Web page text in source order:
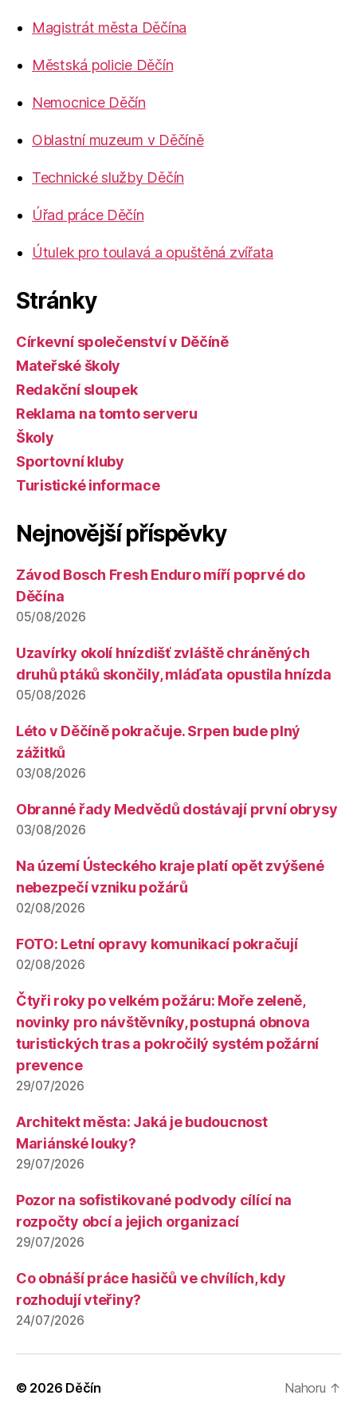
Magistrát města Děčína
Městská policie Děčín
Nemocnice Děčín
Oblastní muzeum v Děčíně
Technické služby Děčín
Úřad práce Děčín
Útulek pro toulavá a opuštěná zvířata
Stránky
Církevní společenství v Děčíně
Mateřské školy
Redakční sloupek
Reklama na tomto serveru
Školy
Sportovní kluby
Turistické informace
Nejnovější příspěvky
Závod Bosch Fresh Enduro míří poprvé do
Děčína
05/08/2026
Uzavírky okolí hnízdišť zvláště chráněných
druhů ptáků skončily, mláďata opustila hnízda
05/08/2026
Léto v Děčíně pokračuje. Srpen bude plný
zážitků
03/08/2026
Obranné řady Medvědů dostávají první obrysy
03/08/2026
Na území Ústeckého kraje platí opět zvýšené
nebezpečí vzniku požárů
02/08/2026
FOTO: Letní opravy komunikací pokračují
02/08/2026
Čtyři roky po velkém požáru: Moře zeleně,
novinky pro návštěvníky, postupná obnova
turistických tras a pokročilý systém požární
prevence
29/07/2026
Architekt města: Jaká je budoucnost
Mariánské louky?
29/07/2026
Pozor na sofistikované podvody cílící na
rozpočty obcí a jejich organizací
29/07/2026
Co obnáší práce hasičů ve chvílích, kdy
rozhodují vteřiny?
24/07/2026
© 2026 Děčín Nahoru ↑